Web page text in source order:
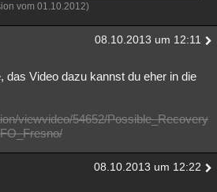
vom 01.10.2012)
08.10.2013 um 12:11
das Video dazu kannst du eher in die
viewvideo/54652/Possible_Recovery
08.10.2013 um 12:22